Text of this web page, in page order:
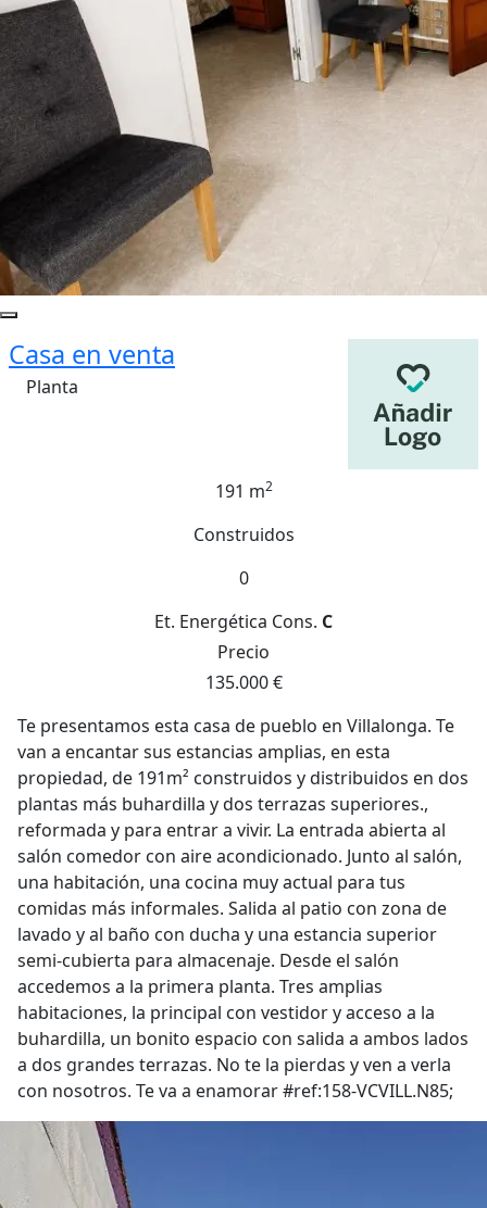
Casa en venta
Planta
191 m2
Construidos
0
Et. Energética Cons. C
Precio
135.000 €
Te presentamos esta casa de pueblo en Villalonga. Te
van a encantar sus estancias amplias, en esta
propiedad, de 191m² construidos y distribuidos en dos
plantas más buhardilla y dos terrazas superiores.,
reformada y para entrar a vivir. La entrada abierta al
salón comedor con aire acondicionado. Junto al salón,
una habitación, una cocina muy actual para tus
comidas más informales. Salida al patio con zona de
lavado y al baño con ducha y una estancia superior
semi-cubierta para almacenaje. Desde el salón
accedemos a la primera planta. Tres amplias
habitaciones, la principal con vestidor y acceso a la
buhardilla, un bonito espacio con salida a ambos lados
a dos grandes terrazas. No te la pierdas y ven a verla
con nosotros. Te va a enamorar #ref:158-VCVILL.N85;